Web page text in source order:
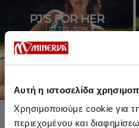
Αυτή η ιστοσελίδα
Χρησιμοποιούμε cookie για
περιεχομένου και
PJ'S FOR HER
UP TO -30%
SHOP SALE